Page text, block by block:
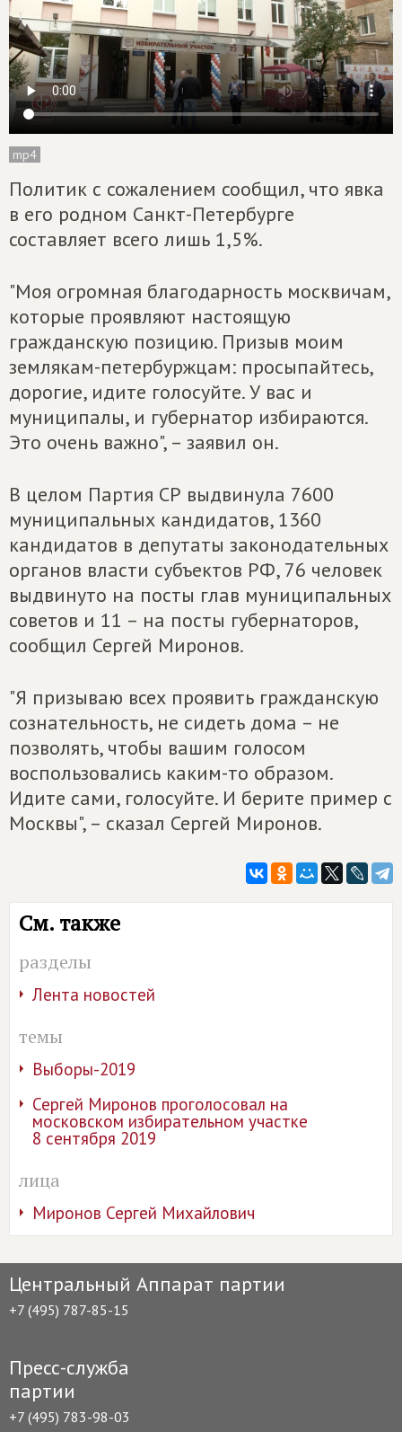
mp4
Политик с сожалением сообщил, что явка
в его родном Санкт-Петербурге
составляет всего лишь 1,5%.
"Моя огромная благодарность москвичам,
которые проявляют настоящую
гражданскую позицию. Призыв моим
землякам-петербуржцам: просыпайтесь,
дорогие, идите голосуйте. У вас и
муниципалы, и губернатор избираются.
Это очень важно", – заявил он.
В целом Партия СР выдвинула 7600
муниципальных кандидатов, 1360
кандидатов в депутаты законодательных
органов власти субъектов РФ, 76 человек
выдвинуто на посты глав муниципальных
советов и 11 – на посты губернаторов,
сообщил Сергей Миронов.
"Я призываю всех проявить гражданскую
сознательность, не сидеть дома – не
позволять, чтобы вашим голосом
воспользовались каким-то образом.
Идите сами, голосуйте. И берите пример с
Москвы", – сказал Сергей Миронов.
См. также
разделы
Лента новостей
темы
Выборы-2019
Сергей Миронов проголосовал на
московском избирательном участке
8 сентября 2019
лица
Миронов Сергей Михайлович
Центральный Аппарат партии
+7 (495) 787-85-15
Пресс-служба
партии
+7 (495) 783-98-03